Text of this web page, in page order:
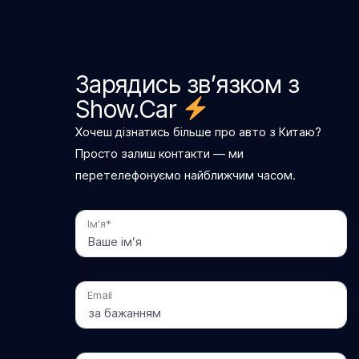
Зарядись зв’язком з
Show.Car
Хочеш дізнатись більше про авто з Китаю?
Просто залиш контакти — ми
перетелефонуємо найближчим часом.
Ім’я*
Email